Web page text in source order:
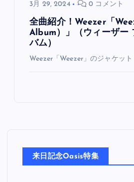
3月 29, 2024
0 コメント
全曲紹介！Weezer「
Album）」（ウィーザー
バム）
Weezer「Weezer」のジャケッ
来日記念Oasis特集